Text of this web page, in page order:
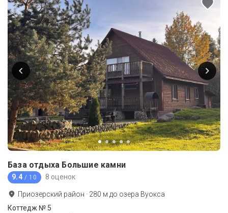
База отдыха Большие камни
9.4 / 10 8 оценок
Приозерский район · 280 м до озера Вуокса
Коттедж № 5